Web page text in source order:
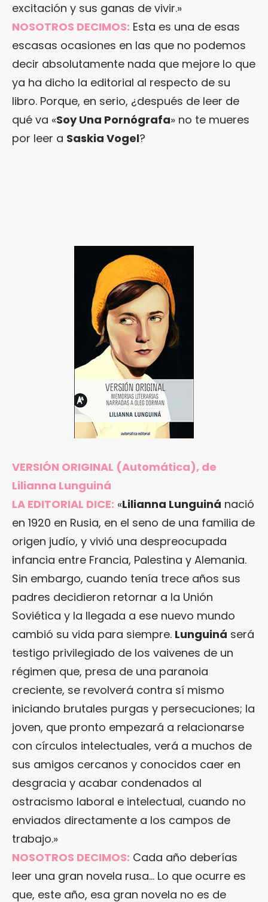
excitación y sus ganas de vivir.»
NOSOTROS DECIMOS: Esta es una de esas
escasas ocasiones en las que no podemos
decir absolutamente nada que mejore lo que
ya ha dicho la editorial al respecto de su
libro. Porque, en serio, ¿después de leer de
qué va «Soy Una Pornógrafa» no te mueres
por leer a Saskia Vogel?
VERSIÓN ORIGINAL (Automática), de
Lilianna Lunguiná
LA EDITORIAL DICE: «Lilianna Lunguiná nació
en 1920 en Rusia, en el seno de una familia de
origen judío, y vivió una despreocupada
infancia entre Francia, Palestina y Alemania.
Sin embargo, cuando tenía trece años sus
padres decidieron retornar a la Unión
Soviética y la llegada a ese nuevo mundo
cambió su vida para siempre. Lunguiná será
testigo privilegiado de los vaivenes de un
régimen que, presa de una paranoia
creciente, se revolverá contra sí mismo
iniciando brutales purgas y persecuciones; la
joven, que pronto empezará a relacionarse
con círculos intelectuales, verá a muchos de
sus amigos cercanos y conocidos caer en
desgracia y acabar condenados al
ostracismo laboral e intelectual, cuando no
enviados directamente a los campos de
trabajo.»
NOSOTROS DECIMOS: Cada año deberías
leer una gran novela rusa… Lo que ocurre es
que, este año, esa gran novela no es de